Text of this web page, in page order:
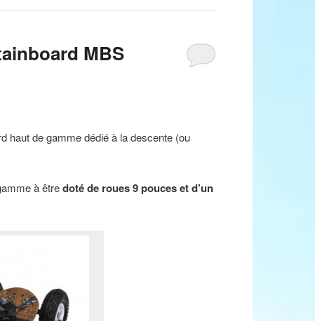
MBS
haut de gamme dédié à la descente (ou
à êtredoté de roues 9 pouces et d’un